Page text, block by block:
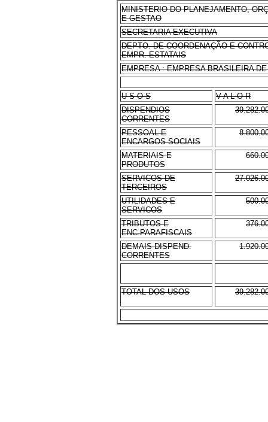
MINISTERIO DO PLANEJAMENTO,
E GESTAO
SECRETARIA EXECUTIVA
DEPTO. DE COORDENAÇÃO E
EMPR. ESTATAIS
EMPRESA : EMPRESA BRASILEIRA
U S O S
V A L O R
DISPENDIOS
CORRENTES
PESSOAL E
ENCARGOS SOCIAIS
MATERIAIS E
PRODUTOS
SERVICOS DE
TERCEIROS
UTILIDADES E
SERVICOS
TRIBUTOS E
ENC.PARAFISCAIS
DEMAIS DISPEND.
CORRENTES
TOTAL DOS USOS